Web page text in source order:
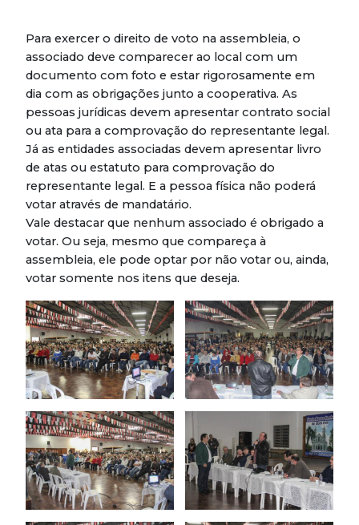
Para exercer o direito de voto na assembleia, o
associado deve comparecer ao local com um
documento com foto e estar rigorosamente em
dia com as obrigações junto a cooperativa. As
pessoas jurídicas devem apresentar contrato social
ou ata para a comprovação do representante legal.
Já as entidades associadas devem apresentar livro
de atas ou estatuto para comprovação do
representante legal. E a pessoa física não poderá
votar através de mandatário.
Vale destacar que nenhum associado é obrigado a
votar. Ou seja, mesmo que compareça à
assembleia, ele pode optar por não votar ou, ainda,
votar somente nos itens que deseja.